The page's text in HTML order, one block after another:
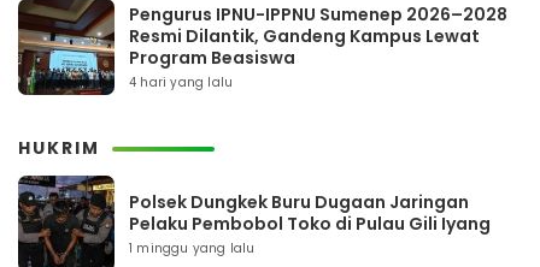
Pengurus IPNU-IPPNU Sumenep 2026–2028
Resmi Dilantik, Gandeng Kampus Lewat
Program Beasiswa
4 hari yang lalu
HUKRIM
Polsek Dungkek Buru Dugaan Jaringan
Pelaku Pembobol Toko di Pulau Gili Iyang
1 minggu yang lalu